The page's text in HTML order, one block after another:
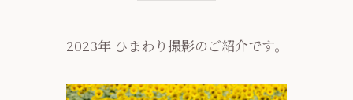
2023年 ひまわり撮影のご紹介です。